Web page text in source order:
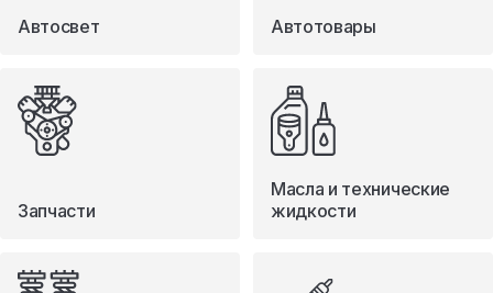
Автосвет Автотовары
Запчасти
Масла и технические
жидкости